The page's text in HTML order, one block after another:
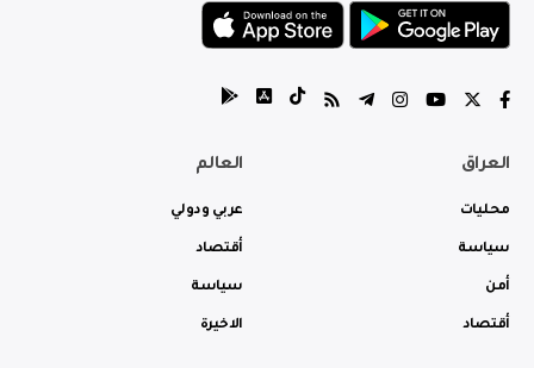
العراق
محليات
سياسة
أمن
أقتصاد
العالم
عربي ودولي
أقتصاد
سياسة
الاخيرة